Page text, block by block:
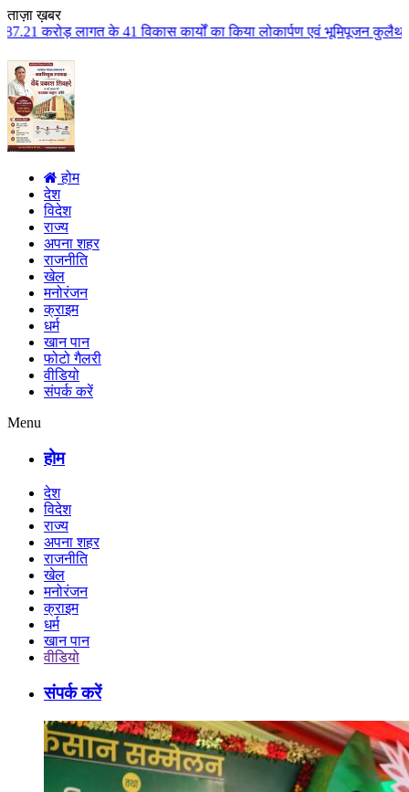
ताज़ा ख़बर
कार्यों का किया लोकार्पण एवं भूमिपूजन कुलैथ क्षेत्र के विकास के लिये
होम
देश
विदेश
राज्य
अपना शहर
राजनीति
खेल
मनोरंजन
क्राइम
धर्म
खान पान
फोटो गैलरी
वीडियो
संपर्क करें
Menu
होम
देश
विदेश
राज्य
अपना शहर
राजनीति
खेल
मनोरंजन
क्राइम
धर्म
खान पान
वीडियो
संपर्क करें